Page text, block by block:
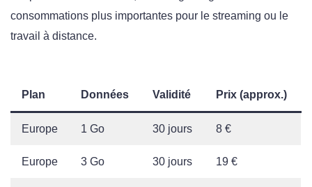
consommations plus importantes pour le streaming ou le
travail à distance.
Plan Données Validité Prix (approx.)
Europe 1 Go 30 jours 8 €
Europe 3 Go 30 jours 19 €